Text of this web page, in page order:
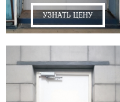
УЗНАТЬ ЦЕНУ